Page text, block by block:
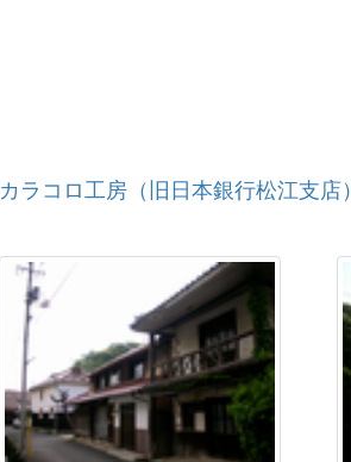
カラコロ工房（旧日本銀行松江支店